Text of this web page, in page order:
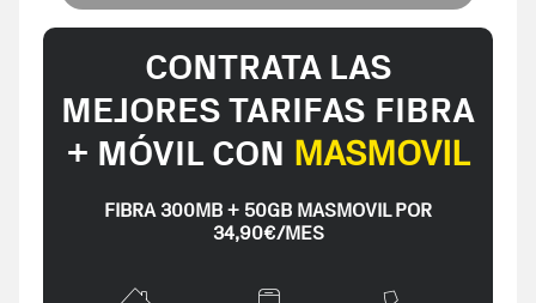
CONTRATA LAS
MEJORES TARIFAS FIBRA
+ MÓVIL CON MASMOVIL
FIBRA 300MB + 50GB MASMOVIL POR
34,90€/MES